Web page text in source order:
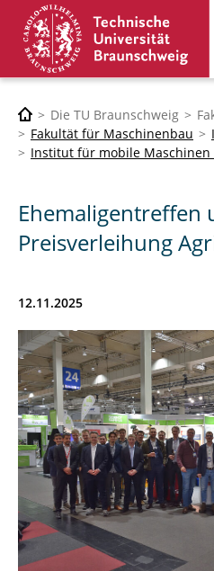
Die TU Braunschweig
Fakultät für Maschinenbau
Institut für mobile
Ehemaligentreffen
Preisverleihung
12.11.2025